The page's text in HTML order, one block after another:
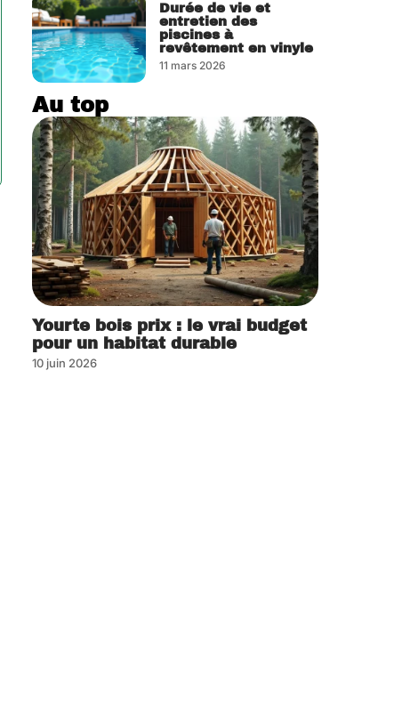
Durée de vie et
entretien des
piscines à
revêtement en vinyle
11 mars 2026
Au top
Yourte bois prix : le vrai budget
pour un habitat durable
10 juin 2026